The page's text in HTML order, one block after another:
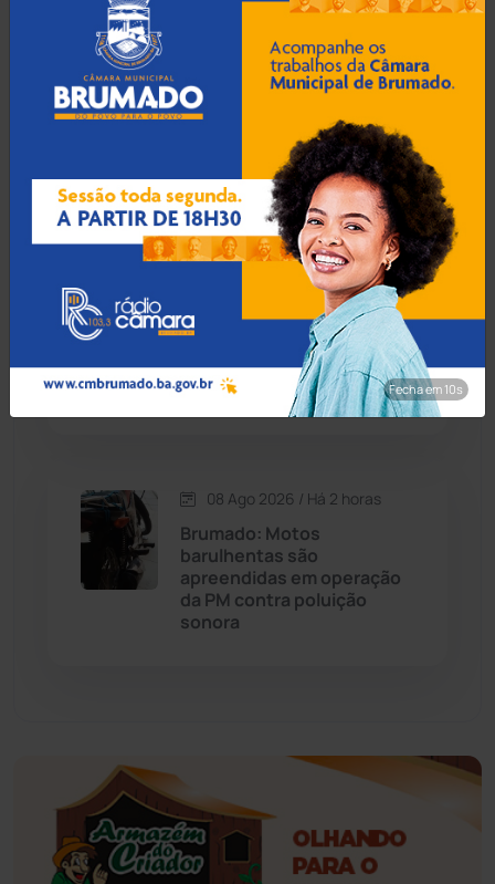
Condeúba (133)
Contendas do Sincorá
Cordeiros (49)
Dom Basílio (391)
Economia (1236)
Educação (232)
Érico Cardoso (82)
Esportes
Eventos
Feira da Mata
Ibiassucê
Ibicoara (221)
08 Ago 2026 / Há 1 hora
Saques superam depósitos
e caderneta de poupança
perde R$ 7,15 bilhões em
julho
08 Ago 2026 / Há 1 hora
Vitória da Conquista é a
cidade mais segura da
Bahia pelo 4º ano
consecutivo
08 Ago 2026 / Há 2 horas
Brumado: Motos
barulhentas são
apreendidas em operação
da PM contra poluição
sonora
Fecha em 8s